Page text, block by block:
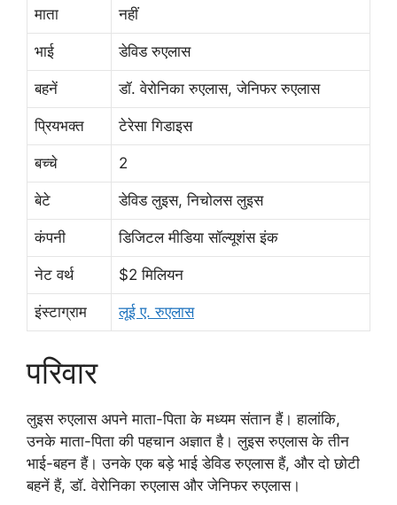
माता नहीं
भाई डेविड रुएलास
बहनें डॉ. वेरोनिका रुएलास, जेनिफर रुएलास
प्रियभक्त टेरेसा गिडाइस
बच्चे 2
बेटे डेविड लुइस, निचोलस लुइस
कंपनी डिजिटल मीडिया सॉल्यूशंस इंक
नेट वर्थ $2 मिलियन
इंस्टाग्राम लूई ए. रुएलास
परिवार
लुइस रुएलास अपने माता-पिता के मध्यम संतान हैं। हालांकि,
उनके माता-पिता की पहचान अज्ञात है। लुइस रुएलास के तीन
भाई-बहन हैं। उनके एक बड़े भाई डेविड रुएलास हैं, और दो छोटी
बहनें हैं, डॉ. वेरोनिका रुएलास और जेनिफर रुएलास।